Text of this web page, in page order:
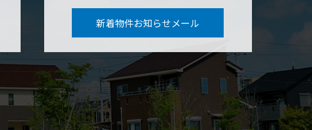
新着物件お知らせメール